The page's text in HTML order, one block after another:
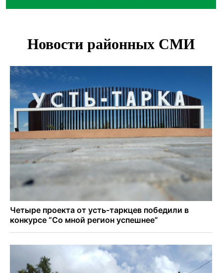
В Новосибирске зафиксирован рост заболеваемости
В Новосибирске осудили внука за продажу дедова ружья
В Новосибирске по КРТ сдали первую очередь
миниполиса «Фора»
О пустырях в центре Новосибирска из-за лимита
площади КРТ предупредили эксперты